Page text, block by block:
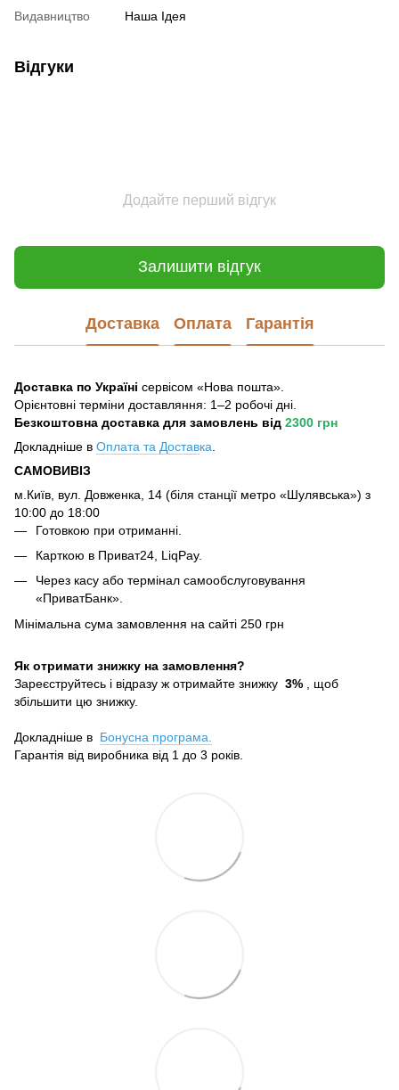
Видавництво Наша Ідея
Відгуки
Додайте перший відгук
Залишити відгук
Доставка Оплата Гарантія
Доставка по Україні сервісом «Нова пошта».
Орієнтовні терміни доставляння: 1–2 робочі дні.
Безкоштовна доставка для замовлень від 2300 грн
Докладніше в Оплата та Доставка
САМОВИВІЗ
м.Київ, вул. Довженка, 14 (біля станції метро «Шулявська») з
10:00 до 18:00
Готовкою при отриманні.
Карткою в Приват24, LiqPay.
Через касу або термінал самообслуговування
«ПриватБанк».
Мінімальна сума замовлення на сайті 250 грн
Як отримати знижку на замовлення?
Зареєструйтесь і відразу ж отримайте знижку 3% , щоб
збільшити цю знижку.
Докладніше в Бонусна програма.
Гарантія від виробника від 1 до 3 років.